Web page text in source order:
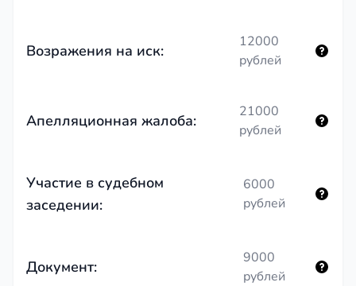
Возражения на иск:
12000
рублей
Апелляционная жалоба:
21000
рублей
Участие в судебном
заседении:
6000
рублей
Документ:
9000
рублей